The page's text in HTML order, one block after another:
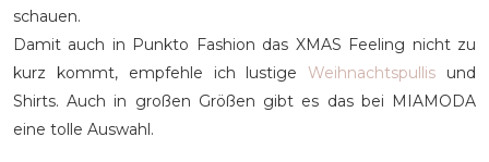
schauen.
Damit auch in Punkto Fashion das XMAS Feeling nicht zu
kurz kommt, empfehle ich lustigeWeihnachtspullis und
Shirts. Auch in großen Größen gibt es das bei MIAMODA
eine tolle Auswahl.